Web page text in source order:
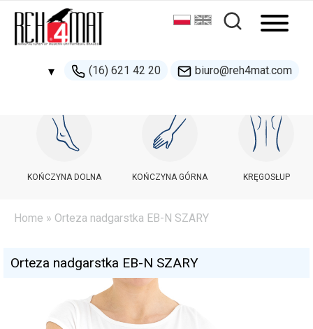
▾ (16) 621 42 20 biuro@reh4mat.com
500 132 274
handel@reh4mat.com
KOŃCZYNA DOLNA KOŃCZYNA GÓRNA KRĘGOSŁUP
Home » Orteza nadgarstka EB-N SZARY
Orteza nadgarstka EB-N SZARY